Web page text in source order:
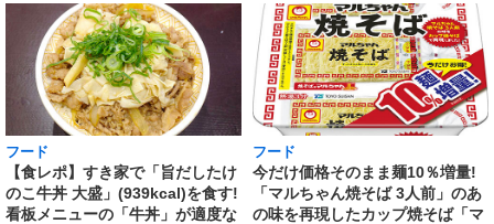
フード
【食レポ】すき家で「旨だしたけ
のこ牛丼 大盛」(939kcal)を食す!
看板メニューの「牛丼」が適度な
フード
今だけ価格そのまま麺10％増量!
「マルちゃん焼そば 3人前」のあ
の味を再現したカップ焼そば「マ